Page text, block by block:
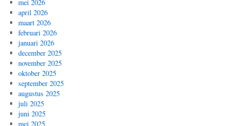
mei 2026
april 2026
maart 2026
februari 2026
januari 2026
december 2025
november 2025
oktober 2025
september 2025
augustus 2025
juli 2025
juni 2025
mei 2025